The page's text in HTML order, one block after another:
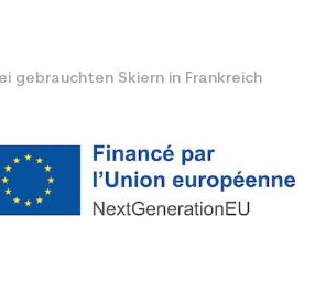
gebrauchten Skiern in Frankreich